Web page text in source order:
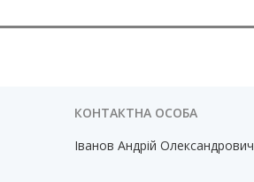
Іванов Андрій Олександрович